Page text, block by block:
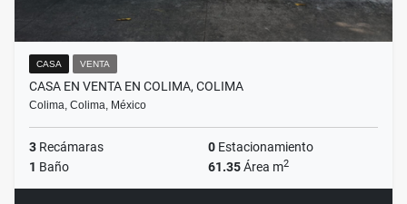
CASA VENTA
CASA EN VENTA EN COLIMA, COLIMA
Colima, Colima, México
3 Recámaras 0 Estacionamiento
1 Baño 61.35Área m2